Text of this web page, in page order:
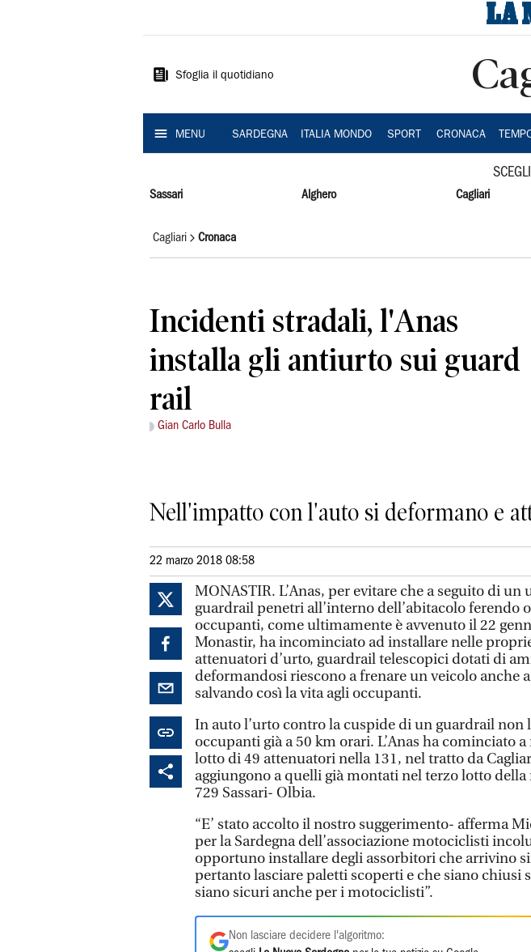
Sardegna
Sfoglia il quotidiano
MENU SARDEGNA ITALIA MONDO SPORT CRONACA
Sassari Alghero Cagliari
Cagliari Cronaca
Incidenti stradali, l'Anas
installa gli antiurto sui guard
rail
Gian Carlo Bulla
Nell'impatto con l'auto si deformano e
22 marzo 2018 08:58
MONASTIR. L’Anas, per evitare che a seguito di
guardrail penetri all’interno dell’abitacolo ferendo
occupanti, come ultimamente è avvenuto il 22
Monastir, ha incominciato ad installare nelle
attenuatori d’urto, guardrail telescopici dotati di
deformandosi riescono a frenare un veicolo anche
salvando così la vita agli occupanti.
In auto l’urto contro la cuspide di un guardrail non
occupanti già a 50 km orari. L’Anas ha cominciato
lotto di 49 attenuatori nella 131, nel tratto da
aggiungono a quelli già montati nel terzo lotto della
729 Sassari- Olbia.
“E’ stato accolto il nostro suggerimento- afferma
per la Sardegna dell’associazione motociclisti
opportuno installare degli assorbitori che arrivino
pertanto lasciare paletti scoperti e che siano chiusi
siano sicuri anche per i motociclisti”.
Non lasciare decidere l'algoritmo: